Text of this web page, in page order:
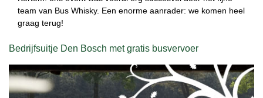
team van Bus Whisky. Een enorme aanrader: we komen heel
graag terug!
Bedrijfsuitje Den Bosch met gratis busvervoer